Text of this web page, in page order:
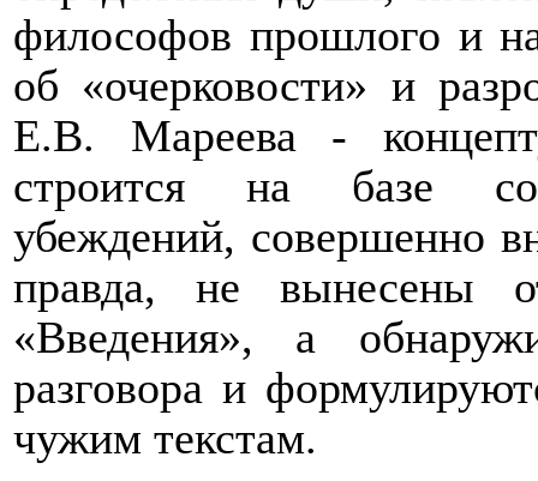
философов прошлого и
об «очерковости» и
Е.В. Мареева -
строится на базе
убеждений, совершенно
правда, не вынесены
«Введения», а
разговора и
чужим текстам.